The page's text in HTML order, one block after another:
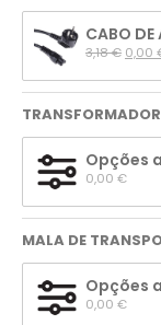
CABO
3,18 € 0,00
Opções
0,00 €
MALA DE
Opções
0,00 €